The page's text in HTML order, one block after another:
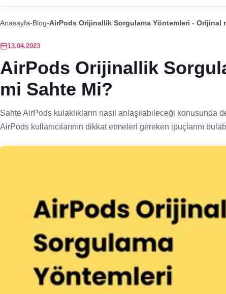
Anasayfa-Blog-AirPods Orijinallik Sorgulama Yöntemleri - Orijinal
13.04.2023
AirPods Orijinallik
mi Sahte Mi?
Sahte AirPods kulaklıkların nasıl anlaşılabileceği konusunda
AirPods kullanıcılarının dikkat etmeleri gereken ipuçlarını